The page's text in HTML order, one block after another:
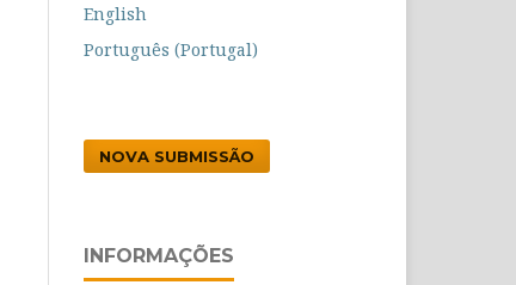
English
Português (Portugal)
NOVA SUBMISSÃO
INFORMAÇÕES